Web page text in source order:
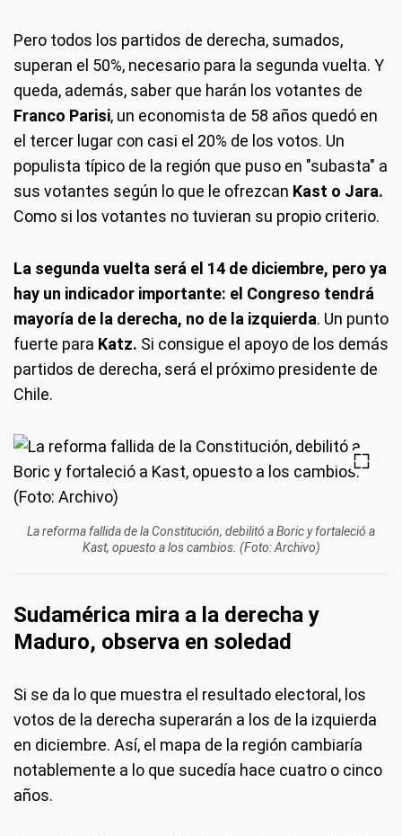
Pero todos los partidos de derecha, sumados,
superan el 50%, necesario para la segunda vuelta. Y
queda, además, saber que harán los votantes de
Franco Parisi, un economista de 58 años quedó en
el tercer lugar con casi el 20% de los votos. Un
populista típico de la región que puso en "subasta" a
sus votantes según lo que le ofrezcan Kast o Jara.
Como si los votantes no tuvieran su propio criterio.
La segunda vuelta será el 14 de diciembre, pero ya
hay un indicador importante: el Congreso tendrá
mayoría de la derecha, no de la izquierda. Un punto
fuerte para Katz. Si consigue el apoyo de los demás
partidos de derecha, será el próximo presidente de
Chile.
La reforma fallida de la Constitución, debilitó a Boric y fortaleció a
Kast, opuesto a los cambios. (Foto: Archivo)
Sudamérica mira a la derecha y
Maduro, observa en soledad
Si se da lo que muestra el resultado electoral, los
votos de la derecha superarán a los de la izquierda
en diciembre. Así, el mapa de la región cambiaría
notablemente a lo que sucedía hace cuatro o cinco
años.